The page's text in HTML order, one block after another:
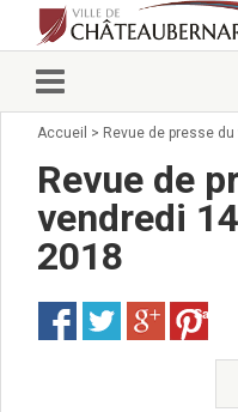
Vie municipale
Conseillers
Commissions
Prendre
Services
Organigramme
Pour venir
État civil/
Accueil > Revue de presse
Revue de
vendredi
2018
Save